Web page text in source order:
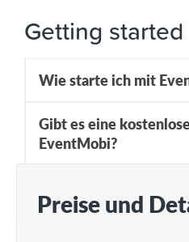
Getting started
Wie starte ich mit
Gibt es eine
EventMobi?
Preise und